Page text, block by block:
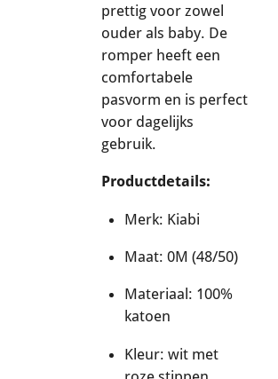
prettig voor zowel
ouder als baby. De
romper heeft een
comfortabele
pasvorm en is perfect
voor dagelijks
gebruik.
Productdetails:
Merk: Kiabi
Maat: 0M (48/50)
Materiaal: 100%
katoen
Kleur: wit met